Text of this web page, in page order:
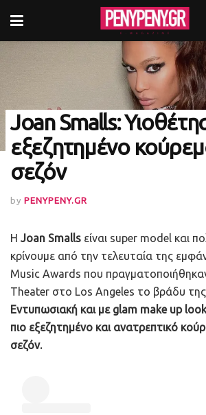
Joan Smalls:
εξεζητημένο
σεζόν
by PENYPENY.GR
Η Joan Smalls είναι super model και
κρίνουμε από την τελευταία της
Music Awards που
Theater στο Los Angeles το βράδυ της
Εντυπωσιακή και με glam make up
πιο εξεζητημένο και ανατρεπτικό
σεζόν.